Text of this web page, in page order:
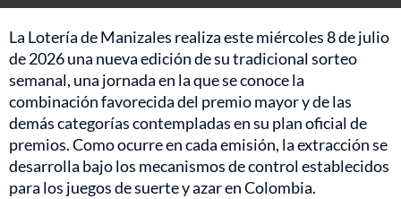
La Lotería de Manizales realiza este miércoles 8 de julio
de 2026 una nueva edición de su tradicional sorteo
semanal, una jornada en la que se conoce la
combinación favorecida del premio mayor y de las
demás categorías contempladas en su plan oficial de
premios. Como ocurre en cada emisión, la extracción se
desarrolla bajo los mecanismos de control establecidos
para los juegos de suerte y azar en Colombia.